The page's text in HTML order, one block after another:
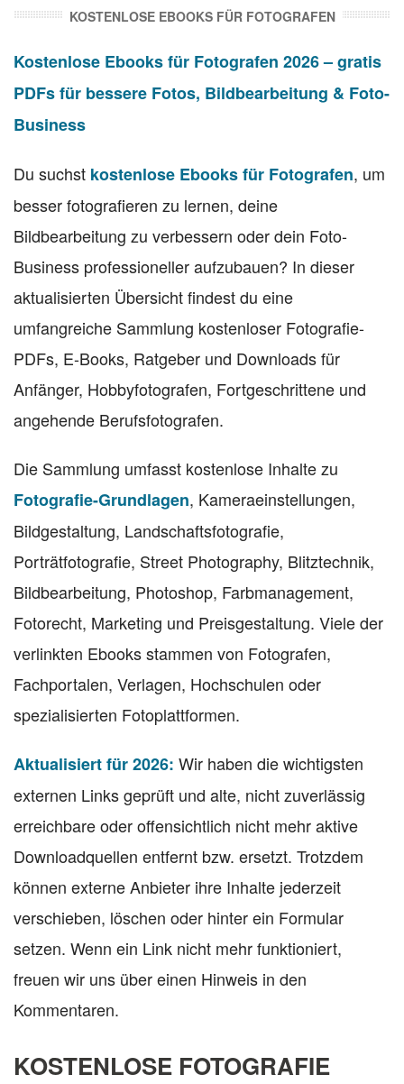
KOSTENLOSE EBOOKS FÜR FOTOGRAFEN
Kostenlose Ebooks für Fotografen 2026 – gratis
PDFs für bessere Fotos, Bildbearbeitung & Foto-
Business
Du suchst kostenlose Ebooks für Fotografen, um
besser fotografieren zu lernen, deine
Bildbearbeitung zu verbessern oder dein Foto-
Business professioneller aufzubauen? In dieser
aktualisierten Übersicht findest du eine
umfangreiche Sammlung kostenloser Fotografie-
PDFs, E-Books, Ratgeber und Downloads für
Anfänger, Hobbyfotografen, Fortgeschrittene und
angehende Berufsfotografen.
Die Sammlung umfasst kostenlose Inhalte zu
Fotografie-Grundlagen, Kameraeinstellungen,
Bildgestaltung, Landschaftsfotografie,
Porträtfotografie, Street Photography, Blitztechnik,
Bildbearbeitung, Photoshop, Farbmanagement,
Fotorecht, Marketing und Preisgestaltung. Viele der
verlinkten Ebooks stammen von Fotografen,
Fachportalen, Verlagen, Hochschulen oder
spezialisierten Fotoplattformen.
Aktualisiert für 2026: Wir haben die wichtigsten
externen Links geprüft und alte, nicht zuverlässig
erreichbare oder offensichtlich nicht mehr aktive
Downloadquellen entfernt bzw. ersetzt. Trotzdem
können externe Anbieter ihre Inhalte jederzeit
verschieben, löschen oder hinter ein Formular
setzen. Wenn ein Link nicht mehr funktioniert,
freuen wir uns über einen Hinweis in den
Kommentaren.
KOSTENLOSE FOTOGRAFIE